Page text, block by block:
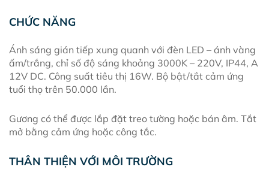
CHỨC NĂNG
Ánh sáng gián tiếp xung quanh với đèn LED – ánh vàng
ấm/trắng, chỉ số độ sáng khoảng 3000K – 220V, IP44, A
12V DC. Công suất tiêu thị 16W. Bộ bật/tắt cảm ứng
tuổi thọ trên 50.000 lần.
Gương có thể được lắp đặt treo tường hoặc bán âm. Tắt
mở bằng cảm ứng hoặc công tắc.
THÂN THIỆN VỚI MÔI TRƯỜNG